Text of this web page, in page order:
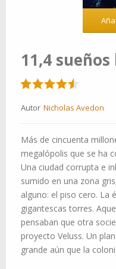
11,4 sueños
Autor Nicholas Avedon
Más de cincuenta
megalópolis que se ha
Una ciudad corrupta e
sumido en una zona
alguno: el piso cero. La
gigantescas torres.
pensaban que otra
proyecto Veluss. Un
grande aún que la